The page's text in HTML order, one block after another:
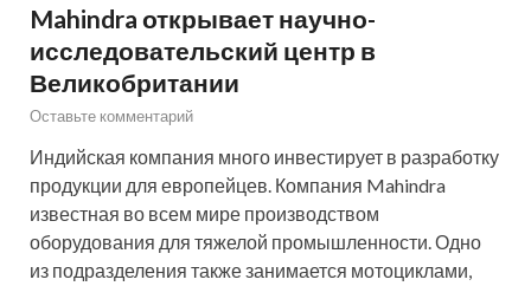
Mahindra открывает научно-
исследовательский центр в
Великобритании
Оставьте комментарий
Индийская компания много инвестирует в разработку
продукции для европейцев. Компания Mahindra
известная во всем мире производством
оборудования для тяжелой промышленности. Одно
из подразделения также занимается мотоциклами,